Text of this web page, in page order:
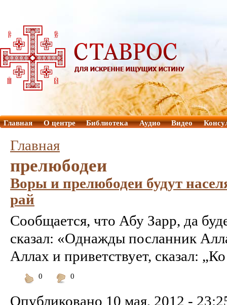
Главная О центре Библиотека Аудио Видео
Главная
прелюбодеи
Воры и прелюбодеи будут
рай
Сообщается, что Абу Зарр, да
сказал: «Однажды посланник
Аллах и приветствует, сказал:
0
0
Опубликовано 10 мая, 2012 -